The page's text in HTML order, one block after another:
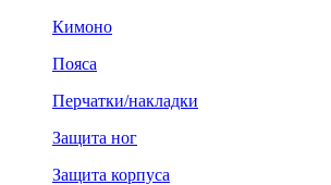
Кимоно
Пояса
Перчатки/накладки
Защита ног
Защита корпуса